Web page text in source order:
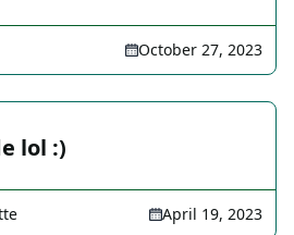
October 27, 2023
lol :)
April 19, 2023